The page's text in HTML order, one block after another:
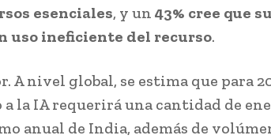
esenciales, y un 43% cree que su
uso ineficiente del recurso.
A nivel global, se estima que para
la IA requerirá una cantidad de
anual de India, además de